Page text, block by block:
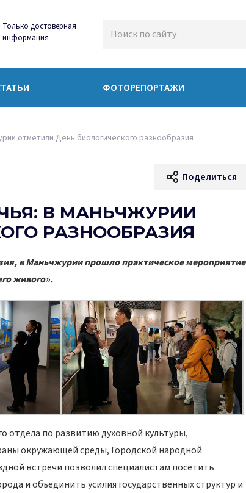
Только достоверная
информация
ФОТОРЕПОРТАЖИ
отметили День биологического разнообразия
Поделиться
В МАНЬЧЖУРИИ
РАЗНООБРАЗИЯ
в Маньчжурии прошло практическое мероприятие
живого».
отдела по развитию духовной культуры,
окружающей среды, Городской народной
встречи позволил специалистам посетить
и объединить усилия государственных структур и